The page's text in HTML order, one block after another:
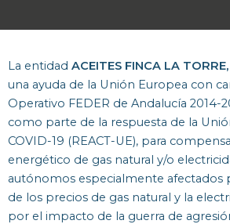
La entidad ACEITES FINCA LA TORRE,
una ayuda de la Unión Europea con
Operativo FEDER de Andalucía 2014-
como parte de la respuesta de la
COVID-19 (REACT-UE), para
energético de gas natural y/o
autónomos especialmente afectados
de los precios de gas natural y la
por el impacto de la guerra de